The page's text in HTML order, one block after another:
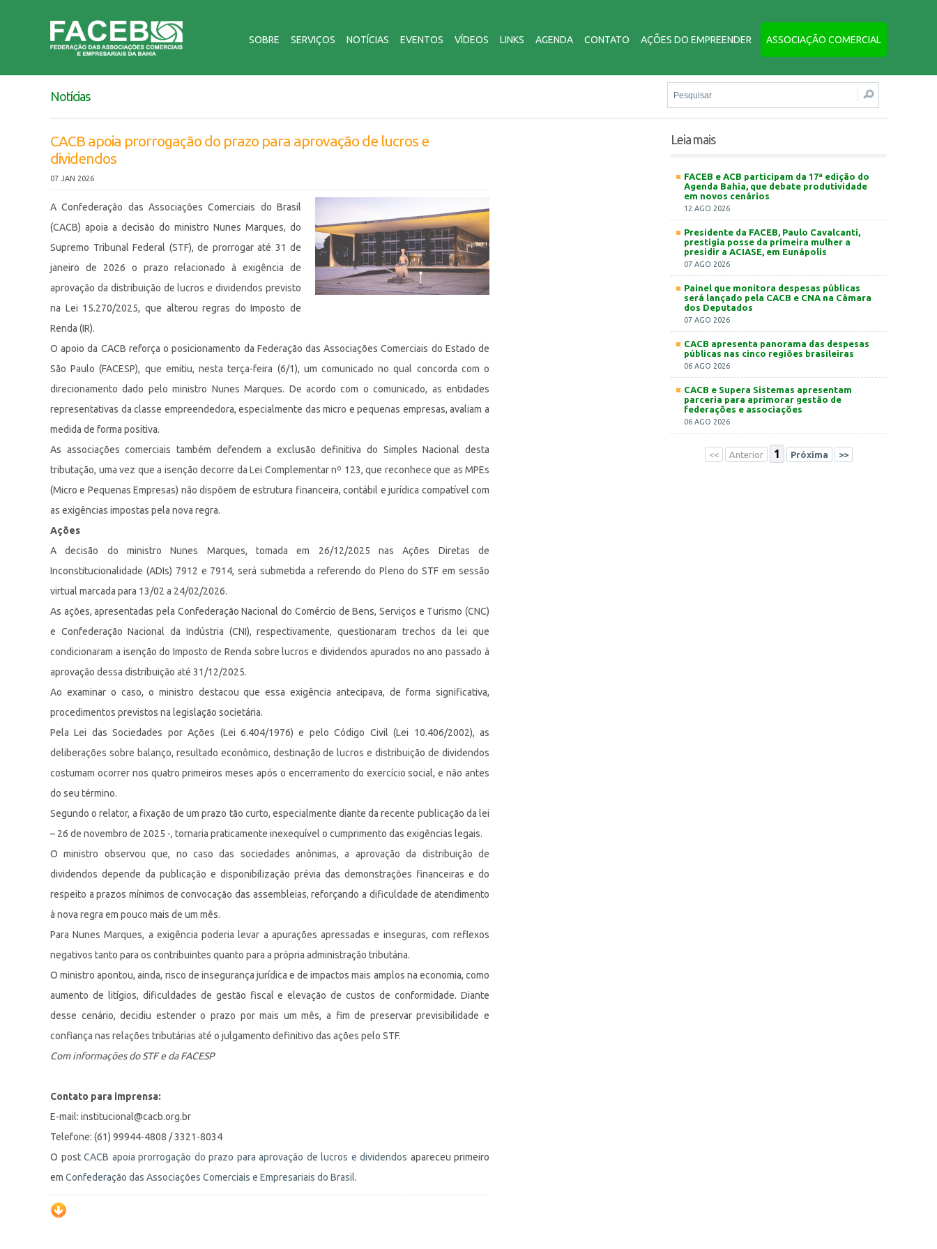
SOBRE SERVIÇOS NOTÍCIAS EVENTOS VÍDEOS LINKS AGENDA CONTATO AÇÕES DO EMPREENDER ASSOCIAÇÃO COMERCIAL
Notícias
CACB apoia prorrogação do prazo para aprovação de lucros e
dividendos
07 JAN 2026
A Confederação das Associações Comerciais do Brasil
(CACB) apoia a decisão do ministro Nunes Marques, do
Supremo Tribunal Federal (STF), de prorrogar até 31 de
janeiro de 2026 o prazo relacionado à exigência de
aprovação da distribuição de lucros e dividendos previsto
na Lei 15.270/2025, que alterou regras do Imposto de
Renda (IR).
O apoio da CACB reforça o posicionamento da Federação das Associações Comerciais do Estado de
São Paulo (FACESP), que emitiu, nesta terça-feira (6/1), um comunicado no qual concorda com o
direcionamento dado pelo ministro Nunes Marques. De acordo com o comunicado, as entidades
representativas da classe empreendedora, especialmente das micro e pequenas empresas, avaliam a
medida de forma positiva.
As associações comerciais também defendem a exclusão definitiva do Simples Nacional desta
tributação, uma vez que a isenção decorre da Lei Complementar nº 123, que reconhece que as MPEs
(Micro e Pequenas Empresas) não dispõem de estrutura financeira, contábil e jurídica compatível com
as exigências impostas pela nova regra.
Ações
A decisão do ministro Nunes Marques, tomada em 26/12/2025 nas Ações Diretas de
Inconstitucionalidade (ADIs) 7912 e 7914, será submetida a referendo do Pleno do STF em sessão
virtual marcada para 13/02 a 24/02/2026.
As ações, apresentadas pela Confederação Nacional do Comércio de Bens, Serviços e Turismo (CNC)
e Confederação Nacional da Indústria (CNI), respectivamente, questionaram trechos da lei que
condicionaram a isenção do Imposto de Renda sobre lucros e dividendos apurados no ano passado à
aprovação dessa distribuição até 31/12/2025.
Ao examinar o caso, o ministro destacou que essa exigência antecipava, de forma significativa,
procedimentos previstos na legislação societária.
Pela Lei das Sociedades por Ações (Lei 6.404/1976) e pelo Código Civil (Lei 10.406/2002), as
deliberações sobre balanço, resultado econômico, destinação de lucros e distribuição de dividendos
costumam ocorrer nos quatro primeiros meses após o encerramento do exercício social, e não antes
do seu término.
Segundo o relator, a fixação de um prazo tão curto, especialmente diante da recente publicação da lei
– 26 de novembro de 2025 -, tornaria praticamente inexequível o cumprimento das exigências legais.
O ministro observou que, no caso das sociedades anônimas, a aprovação da distribuição de
dividendos depende da publicação e disponibilização prévia das demonstrações financeiras e do
respeito a prazos mínimos de convocação das assembleias, reforçando a dificuldade de atendimento
à nova regra em pouco mais de um mês.
Para Nunes Marques, a exigência poderia levar a apurações apressadas e inseguras, com reflexos
negativos tanto para os contribuintes quanto para a própria administração tributária.
O ministro apontou, ainda, risco de insegurança jurídica e de impactos mais amplos na economia, como
aumento de litígios, dificuldades de gestão fiscal e elevação de custos de conformidade. Diante
desse cenário, decidiu estender o prazo por mais um mês, a fim de preservar previsibilidade e
confiança nas relações tributárias até o julgamento definitivo das ações pelo STF.
Com informações do STF e da FACESP
Contato para imprensa:
E-mail: institucional@cacb.org.br
Telefone: (61) 99944-4808 / 3321-8034
O post CACB apoia prorrogação do prazo para aprovação de lucros e dividendos apareceu primeiro
em Confederação das Associações Comerciais e Empresariais do Brasil.
Leia mais
FACEB e ACB participam da 17ª edição do
Agenda Bahia, que debate produtividade
em novos cenários
12 AGO 2026
Presidente da FACEB, Paulo Cavalcanti,
prestigia posse da primeira mulher a
presidir a ACIASE, em Eunápolis
07 AGO 2026
Painel que monitora despesas públicas
será lançado pela CACB e CNA na Câmara
dos Deputados
07 AGO 2026
CACB apresenta panorama das despesas
públicas nas cinco regiões brasileiras
06 AGO 2026
CACB e Supera Sistemas apresentam
parceria para aprimorar gestão de
federações e associações
06 AGO 2026
<< Anterior 1 Próxima >>